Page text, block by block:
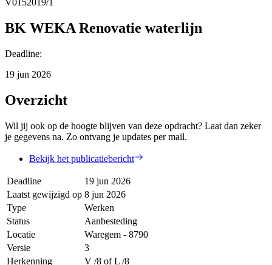
V0152019/1
BK WEKA Renovatie waterlijn
Deadline:
19 jun 2026
Overzicht
Wil jij ook op de hoogte blijven van deze opdracht? Laat dan zeker
je gegevens na. Zo ontvang je updates per mail.
Bekijk het publicatiebericht
Deadline
19 jun 2026
Laatst gewijzigd op 8 jun 2026
Type
Werken
Status
Aanbesteding
Locatie
Waregem - 8790
Versie
3
Herkenning
V /8 of L /8